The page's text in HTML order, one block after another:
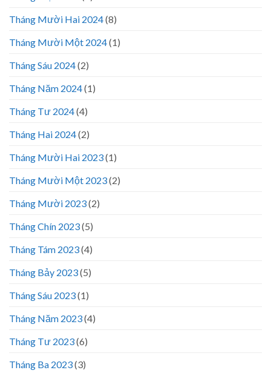
Tháng Mười Hai 2024(8)
Tháng Mười Một 2024(1)
Tháng Sáu 2024(2)
Tháng Năm 2024(1)
Tháng Tư 2024(4)
Tháng Hai 2024(2)
Tháng Mười Hai 2023(1)
Tháng Mười Một 2023(2)
Tháng Mười 2023(2)
Tháng Chín 2023(5)
Tháng Tám 2023(4)
Tháng Bảy 2023(5)
Tháng Sáu 2023(1)
Tháng Năm 2023(4)
Tháng Tư 2023(6)
Tháng Ba 2023(3)